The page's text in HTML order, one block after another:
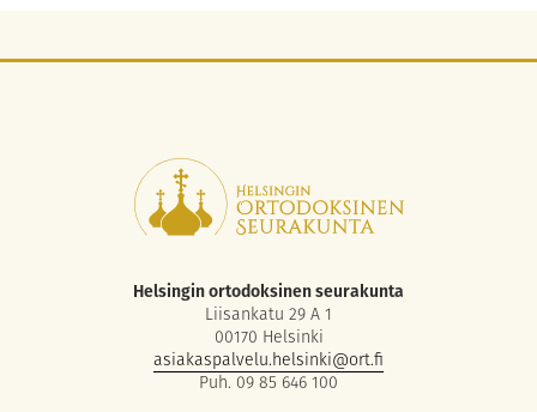
Helsingin ortodoksinen seurakunta
Liisankatu 29 A 1
00170 Helsinki
asiakaspalvelu.helsinki@ort.fi
Puh. 09 85 646 100